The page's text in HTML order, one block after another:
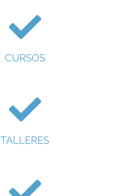
CURSOS
TALLERES